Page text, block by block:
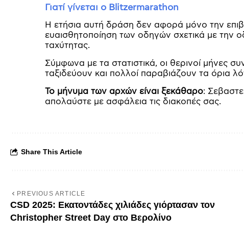
Γιατί γίνεται ο Blitzermarathon
Η ετήσια αυτή δράση δεν αφορά μόνο την
ευαισθητοποίηση των οδηγών σχετικά με την
ταχύτητας.
Σύμφωνα με τα στατιστικά, οι θερινοί μήνες
ταξιδεύουν και πολλοί παραβιάζουν τα όρια
Το μήνυμα των αρχών είναι ξεκάθαρο:
απολαύστε με ασφάλεια τις διακοπές σας.
Share This Article
PREVIOUS ARTICLE
CSD 2025: Εκατοντάδες χιλιάδες γιόρτασαν τον
Christopher Street Day στο Βερολίνο